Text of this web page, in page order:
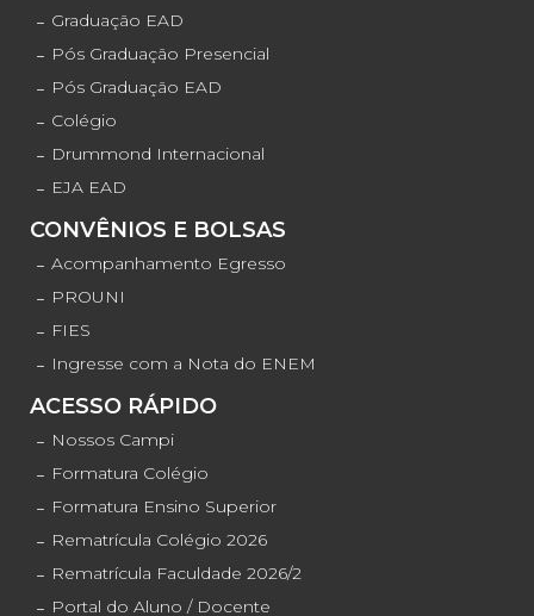
Graduação EAD
Pós Graduação Presencial
Pós Graduação EAD
Colégio
Drummond Internacional
EJA EAD
CONVÊNIOS E BOLSAS
Acompanhamento Egresso
PROUNI
FIES
Ingresse com a Nota do ENEM
ACESSO RÁPIDO
Nossos Campi
Formatura Colégio
Formatura Ensino Superior
Rematrícula Colégio 2026
Rematrícula Faculdade 2026/2
Portal do Aluno / Docente